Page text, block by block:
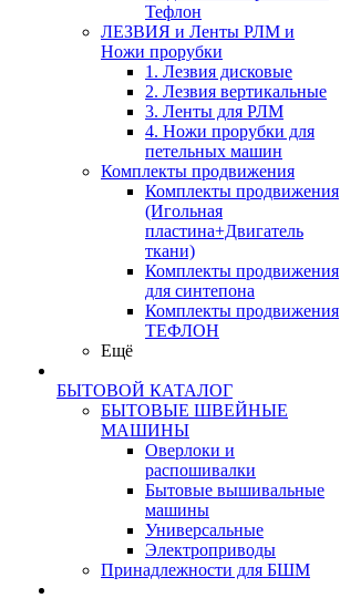
Тефлон
ЛЕЗВИЯ и Ленты РЛМ и
Ножи прорубки
1. Лезвия дисковые
2. Лезвия вертикальные
3. Ленты для РЛМ
4. Ножи прорубки для
петельных машин
Комплекты продвижения
Комплекты продвижения
(Игольная
пластина+Двигатель
ткани)
Комплекты продвижения
для синтепона
Комплекты продвижения
ТЕФЛОН
Ещё
БЫТОВОЙ КАТАЛОГ
БЫТОВЫЕ ШВЕЙНЫЕ
МАШИНЫ
Оверлоки и
распошивалки
Бытовые вышивальные
машины
Универсальные
Электроприводы
Принадлежности для БШМ